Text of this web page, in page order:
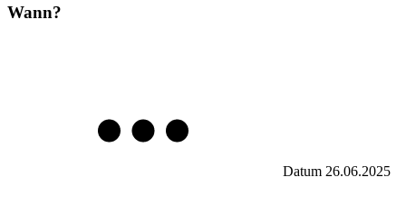
Wann?
Datum 26.06.2025